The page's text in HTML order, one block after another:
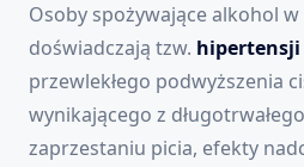
Osoby spożywające alkohol
doświadczają tzw.
przewlekłego podwyższenia
wynikającego z
zaprzestaniu picia, efekty